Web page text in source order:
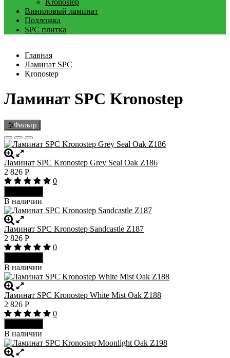
Виниловый ламинат
Подложка
SPC плитка
Главная
Ламинат SPC
Kronostep
Ламинат SPC Kronostep
Фильтр
Ламинат SPC Kronostep Grey Seal Oak Z186
2 826 Р
0
В наличии
Ламинат SPC Kronostep Sandcastle Z187
2 826 Р
0
В наличии
Ламинат SPC Kronostep White Mist Oak Z188
2 826 Р
0
В наличии